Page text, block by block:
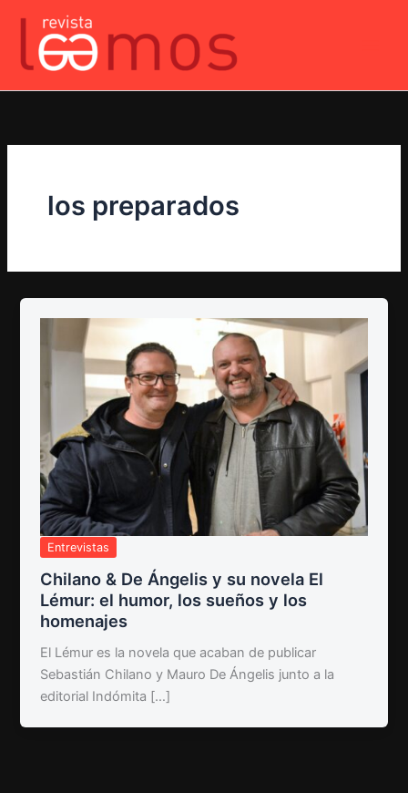
contenido
los preparados
Entrevistas
Chilano & De Ángelis y su novela El
Lémur: el humor, los sueños y los
homenajes
El Lémur es la novela que acaban de publicar
Sebastián Chilano y Mauro De Ángelis junto a la
editorial Indómita […]